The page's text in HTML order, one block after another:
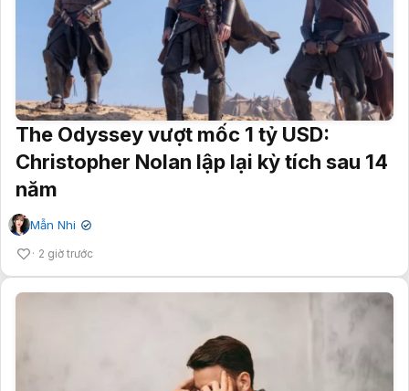
The Odyssey vượt mốc 1 tỷ USD:
Christopher Nolan lập lại kỳ tích sau 14
năm
Mẫn Nhi ✔
2 giờ trước